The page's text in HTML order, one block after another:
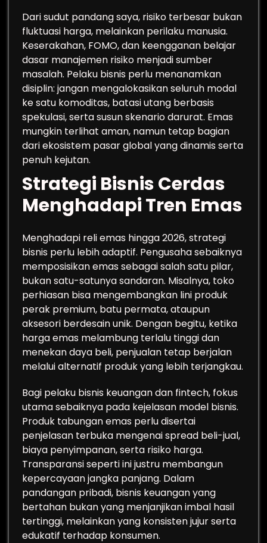
Dari sudut pandang saya, risiko terbesar bukan
fluktuasi harga, melainkan perilaku manusia.
Keserakahan, FOMO, dan keengganan belajar
dasar manajemen risiko menjadi sumber
masalah. Pelaku bisnis perlu menanamkan
disiplin: jangan mengalokasikan seluruh modal
ke satu komoditas, batasi utang berbasis
spekulasi, serta susun skenario darurat. Emas
mungkin terlihat aman, namun tetap bagian
dari ekosistem pasar global yang dinamis serta
penuh kejutan.
Strategi Bisnis Cerdas
Menghadapi Tren Emas
Menghadapi reli emas hingga 2026, strategi
bisnis perlu lebih adaptif. Pengusaha sebaiknya
memposisikan emas sebagai salah satu pilar,
bukan satu-satunya sandaran. Misalnya, toko
perhiasan bisa mengembangkan lini produk
perak premium, batu permata, ataupun
aksesori berdesain unik. Dengan begitu, ketika
harga emas melambung terlalu tinggi dan
menekan daya beli, penjualan tetap berjalan
melalui alternatif produk yang lebih terjangkau.
Bagi pelaku bisnis keuangan dan fintech, fokus
utama sebaiknya pada kejelasan model bisnis.
Produk tabungan emas perlu disertai
penjelasan terbuka mengenai spread beli-jual,
biaya penyimpanan, serta risiko harga.
Transparansi seperti ini justru membangun
kepercayaan jangka panjang. Dalam
pandangan pribadi, bisnis keuangan yang
bertahan bukan yang menjanjikan imbal hasil
tertinggi, melainkan yang konsisten jujur serta
edukatif terhadap konsumen.